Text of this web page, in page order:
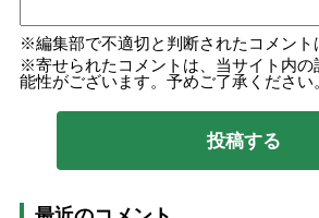
編集部で不適切と判断されたコメント
寄せられたコメントは、当サイト内
能性がございます。予めご了承ください